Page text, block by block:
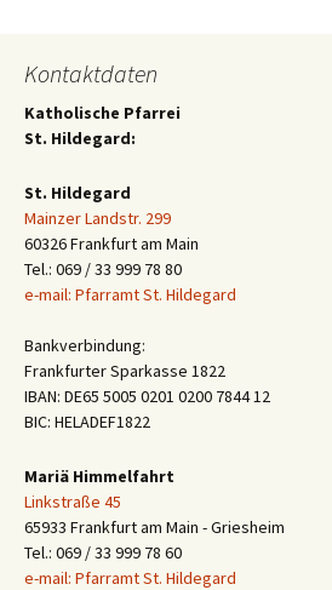
Kontaktdaten
Katholische Pfarrei
St. Hildegard:
St. Hildegard
Mainzer Landstr. 299
60326 Frankfurt am Main
Tel.: 069 / 33 999 78 80
e-mail: Pfarramt St. Hildegard
Bankverbindung:
Frankfurter Sparkasse 1822
IBAN: DE65 5005 0201 0200 7844 12
BIC: HELADEF1822
Mariä Himmelfahrt
Linkstraße 45
65933 Frankfurt am Main - Griesheim
Tel.: 069 / 33 999 78 60
e-mail: Pfarramt St. Hildegard